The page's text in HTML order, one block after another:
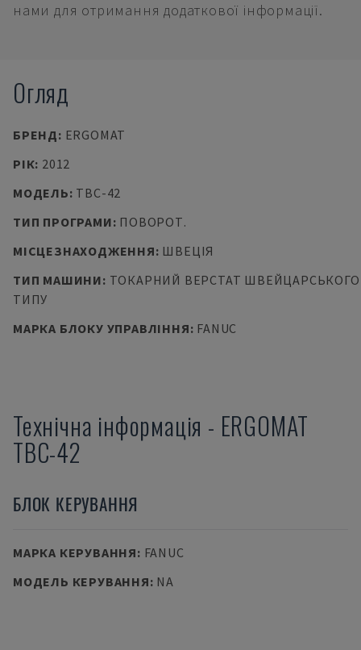
нами для отримання додаткової інформації.
Огляд
БРЕНД: ERGOMAT
РІК: 2012
МОДЕЛЬ: TBC-42
ТИП ПРОГРАМИ: ПОВОРОТ.
МІСЦЕЗНАХОДЖЕННЯ: ШВЕЦІЯ
ТИП МАШИНИ: ТОКАРНИЙ ВЕРСТАТ ШВЕЙЦАРСЬКОГО
ТИПУ
МАРКА БЛОКУ УПРАВЛІННЯ: FANUC
Технічна інформація - ERGOMAT
TBC-42
БЛОК КЕРУВАННЯ
МАРКА КЕРУВАННЯ: FANUC
МОДЕЛЬ КЕРУВАННЯ: NA